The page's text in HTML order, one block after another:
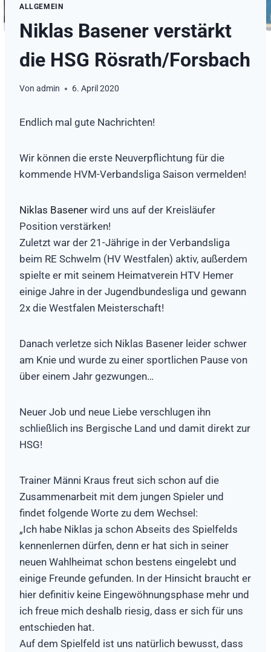
ALLGEMEIN
Niklas Basener verstärkt
die HSG Rösrath/Forsbach
Von admin 6. April 2020
Endlich mal gute Nachrichten!
Wir können die erste Neuverpflichtung für die
kommende HVM-Verbandsliga Saison vermelden!
Niklas Basener wird uns auf der Kreisläufer
Position verstärken!
Zuletzt war der 21-Jährige in der Verbandsliga
beim RE Schwelm (HV Westfalen) aktiv, außerdem
spielte er mit seinem Heimatverein HTV Hemer
einige Jahre in der Jugendbundesliga und gewann
2x die Westfalen Meisterschaft!
Danach verletze sich Niklas Basener leider schwer
am Knie und wurde zu einer sportlichen Pause von
über einem Jahr gezwungen…
Neuer Job und neue Liebe verschlugen ihn
schließlich ins Bergische Land und damit direkt zur
HSG!
Trainer Männi Kraus freut sich schon auf die
Zusammenarbeit mit dem jungen Spieler und
findet folgende Worte zu dem Wechsel:
„Ich habe Niklas ja schon Abseits des Spielfelds
kennenlernen dürfen, denn er hat sich in seiner
neuen Wahlheimat schon bestens eingelebt und
einige Freunde gefunden. In der Hinsicht braucht er
hier definitiv keine Eingewöhnungsphase mehr und
ich freue mich deshalb riesig, dass er sich für uns
entschieden hat.
Auf dem Spielfeld ist uns natürlich bewusst, dass